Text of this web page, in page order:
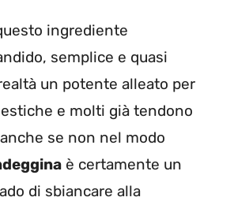
ingrediente
semplice e quasi
un potente alleato per
e molti già tendono
se non nel modo
è certamente un
di sbiancare alla